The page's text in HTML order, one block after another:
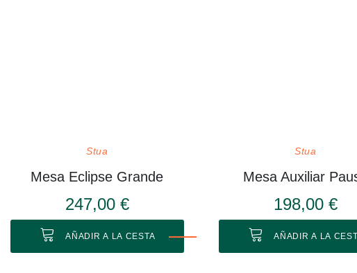
Stua
Mesa Eclipse Grande
247,00 €
AÑADIR A LA CESTA
Stua
Mesa Auxiliar
198,00 €
AÑADIR A LA